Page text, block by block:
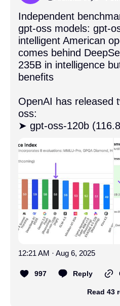
Independent
gpt-oss models: gpt-
intelligent American
comes behind
235B in intelligence
benefits
OpenAI has released
oss:
➤ gpt-oss-120b
12:21 AM · Aug 6, 2025
997 Reply
Read 43